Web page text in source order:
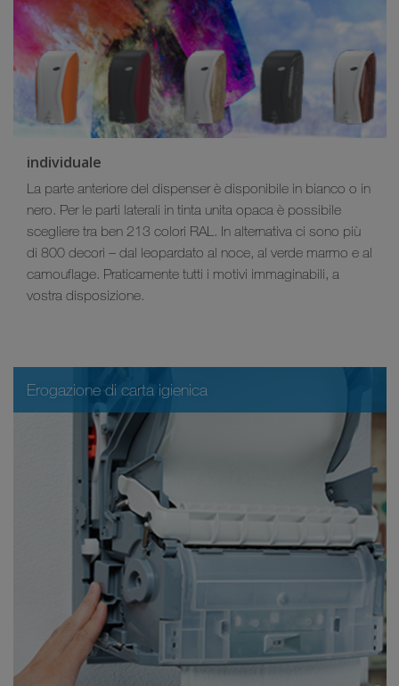
individuale
La parte anteriore del dispenser è disponibile in bianco o in
nero. Per le parti laterali in tinta unita opaca è possibile
scegliere tra ben 213 colori RAL. In alternativa ci sono più
di 800 decori – dal leopardato al noce, al verde marmo e al
camouflage. Praticamente tutti i motivi immaginabili, a
vostra disposizione.
Erogazione di carta igienica